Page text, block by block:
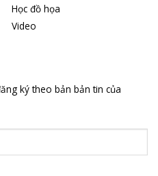
Học đồ họa
Video
ký theo bản bản tin của